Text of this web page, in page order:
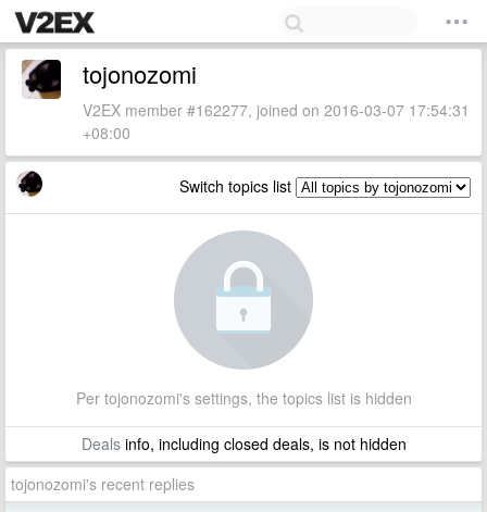
tojonozomi
V2EX member #162277, joined on 2016-03-07 17:54:31
+08:00
Switch topics list
Per tojonozomi's settings, the topics list is hidden
Dealsinfo, including closed deals, is not hidden
tojonozomi's recent replies